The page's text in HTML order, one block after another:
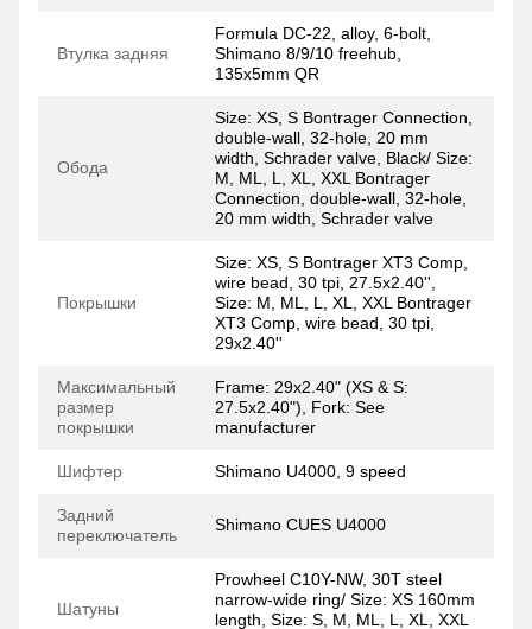
Втулка задняя
Formula DC-22, alloy, 6-bolt,
Shimano 8/9/10 freehub,
135x5mm QR
Обода
Size: XS, S Bontrager Connection,
double-wall, 32-hole, 20 mm
width, Schrader valve, Black/ Size:
M, ML, L, XL, XXL Bontrager
Connection, double-wall, 32-hole,
20 mm width, Schrader valve
Покрышки
Size: XS, S Bontrager XT3 Comp,
wire bead, 30 tpi, 27.5x2.40'',
Size: M, ML, L, XL, XXL Bontrager
XT3 Comp, wire bead, 30 tpi,
29x2.40''
Максимальный
размер
покрышки
Frame: 29x2.40" (XS & S:
27.5x2.40"), Fork: See
manufacturer
Шифтер Shimano U4000, 9 speed
Задний
переключатель
Shimano CUES U4000
Шатуны
Prowheel C10Y-NW, 30T steel
narrow-wide ring/ Size: XS 160mm
length, Size: S, M, ML, L, XL, XXL